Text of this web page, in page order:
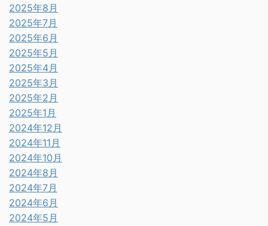
2025年8月
2025年7月
2025年6月
2025年5月
2025年4月
2025年3月
2025年2月
2025年1月
2024年12月
2024年11月
2024年10月
2024年8月
2024年7月
2024年6月
2024年5月